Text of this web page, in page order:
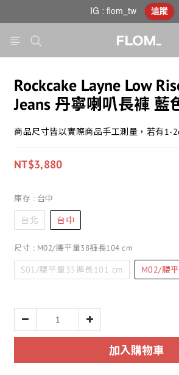
Rockcake Layne Low
Jeans 丹寧喇叭長褲 藍
商品尺寸皆以實際商品手工測量，若有1-
NT$3,880
庫存 : 台中
台北 台中
尺寸 : M02/腰平量38褲長104 cm
S01/腰平量35褲長101 cm M02/腰
加入購物車
IG : flom_tw 追蹤